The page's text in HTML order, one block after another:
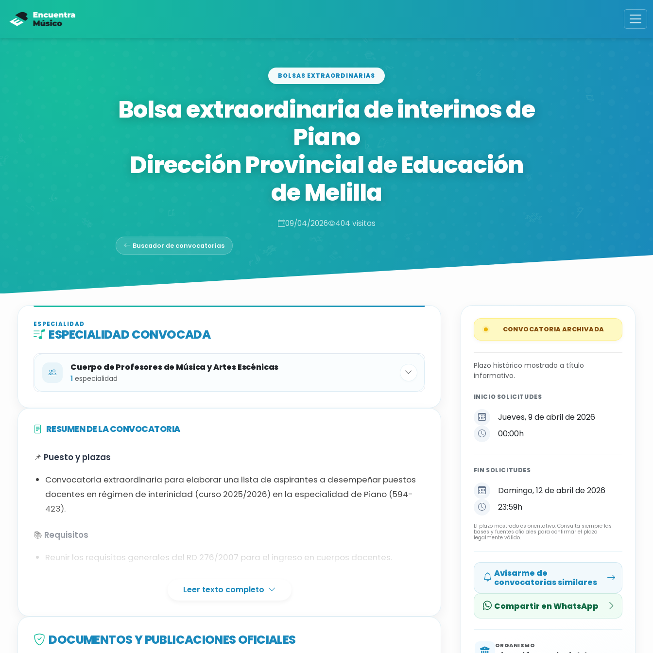
BOLSAS EXTRAORDINARIAS
Bolsa extraordinaria de interinos de
Piano
Dirección Provincial de Educación
de Melilla
09/04/2026 404 visitas
Buscador de convocatorias
ESPECIALIDAD
ESPECIALIDAD CONVOCADA
Cuerpo de Profesores de Música y Artes Escénicas
1 especialidad
Piano
RESUMEN DE LA CONVOCATORIA
📌 Puesto y plazas
Convocatoria extraordinaria para elaborar una lista de aspirantes a desempeñar puestos
docentes en régimen de interinidad (curso 2025/2026) en la especialidad de Piano (594-
423).
📚 Requisitos
Reunir los requisitos generales del RD 276/2007 para el ingreso en cuerpos docentes.
homologación si es título extranjero).
🎵
Leer texto completo
DOCUMENTOS Y PUBLICACIONES OFICIALES
CONVOCATORIA ARCHIVADA
Plazo histórico mostrado a título
informativo.
INICIO SOLICITUDES
Jueves, 9 de abril de 2026
00:00h
FIN SOLICITUDES
Domingo, 12 de abril de 2026
23:59h
El plazo mostrado es orientativo. Consulta siempre las
bases y fuentes oficiales para confirmar el plazo
legalmente válido.
Avisarme de
convocatorias similares
Compartir en WhatsApp
ORGANISMO